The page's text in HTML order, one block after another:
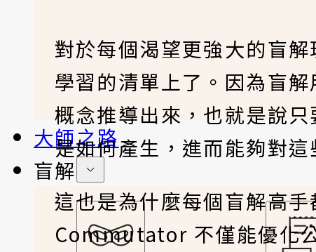
大師之路
盲解
對於每個渴望更強大的盲
學習的清單上了。因為盲
概念推導出來，也就是說
是如何產生，進而能夠對
這也是為什麼每個盲解高
Commutator 不僅能優化